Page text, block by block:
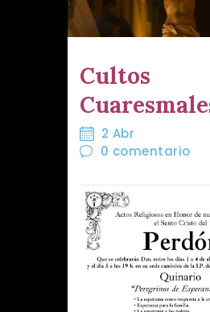
CONTACTO
Cultos
2 Abr
0 comentario